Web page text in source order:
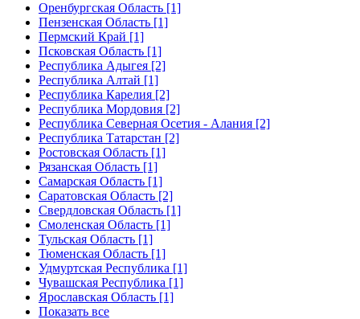
Оренбургская Область [1]
Пензенская Область [1]
Пермский Край [1]
Псковская Область [1]
Республика Адыгея [2]
Республика Алтай [1]
Республика Карелия [2]
Республика Мордовия [2]
Республика Северная Осетия - Алания [2]
Республика Татарстан [2]
Ростовская Область [1]
Рязанская Область [1]
Самарская Область [1]
Саратовская Область [2]
Свердловская Область [1]
Смоленская Область [1]
Тульская Область [1]
Тюменская Область [1]
Удмуртская Республика [1]
Чувашская Республика [1]
Ярославская Область [1]
Показать все